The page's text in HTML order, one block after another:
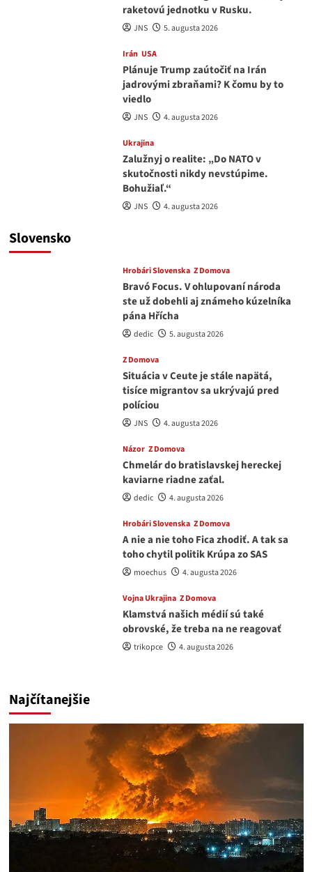
raketovú jednotku v Rusku.
JNS 5. augusta 2026
Irán USA
Plánuje Trump zaútočiť na Irán
jadrovými zbraňami? K čomu by to
viedlo
JNS 4. augusta 2026
Ukrajina
Zalužnyj o realite: „Do NATO v
skutočnosti nikdy nevstúpime.
Bohužiaľ.“
JNS 4. augusta 2026
Slovensko
Hrobári Slovenska Z Domova
Bravó Focus. V ohlupovaní národa
ste už dobehli aj známeho kúzelníka
pána Hřícha
dedic 5. augusta 2026
Z Domova
Situácia v Ceute je stále napätá,
tisíce migrantov sa ukrývajú pred
políciou
JNS 4. augusta 2026
Názor Z Domova
Chmelár do bratislavskej hereckej
kaviarne riadne zaťal.
dedic 4. augusta 2026
Hrobári Slovenska Z Domova
A nie a nie toho Fica zhodiť. A tak sa
toho chytil politik Krúpa zo SAS
moechus 4. augusta 2026
Vojna Ukrajina Z Domova
Klamstvá našich médií sú také
obrovské, že treba na ne reagovať
trikopce 4. augusta 2026
Najčítanejšie